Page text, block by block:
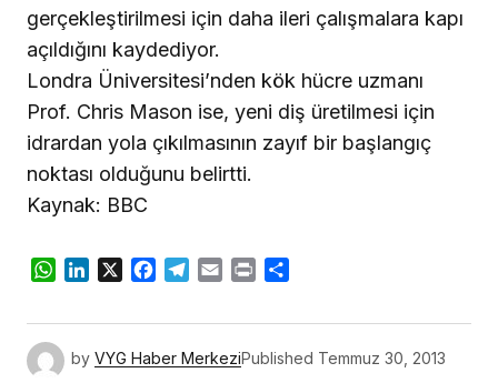
gerçekleştirilmesi için daha ileri çalışmalara kapı
açıldığını kaydediyor.
Londra Üniversitesi’nden kök hücre uzmanı
Prof. Chris Mason ise, yeni diş üretilmesi için
idrardan yola çıkılmasının zayıf bir başlangıç
noktası olduğunu belirtti.
Kaynak: BBC
WhatsApp
LinkedIn
X Facebook
Telegram
Email Print
by VYG Haber MerkeziPublished Temmuz 30, 2013